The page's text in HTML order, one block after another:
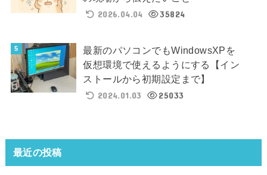
2026.04.04
35824
最新のパソコンでもWindowsXPを
仮想環境で使えるようにする【イン
ストールから初期設定まで】
2024.01.03
25033
最近の投稿